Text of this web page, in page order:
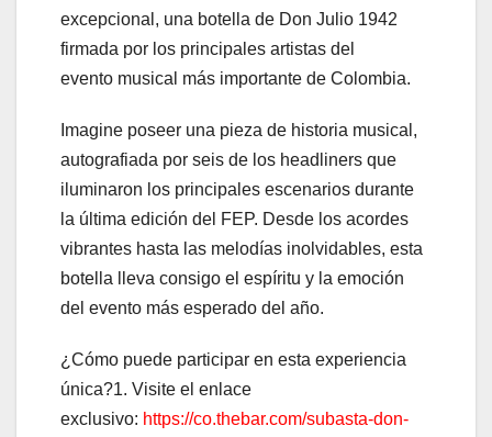
excepcional, una botella de Don Julio 1942
firmada por los principales artistas del
evento musical más importante de Colombia.
Imagine poseer una pieza de historia musical,
autografiada por seis de los headliners que
iluminaron los principales escenarios durante
la última edición del FEP. Desde los acordes
vibrantes hasta las melodías inolvidables, esta
botella lleva consigo el espíritu y la emoción
del evento más esperado del año.
¿Cómo puede participar en esta experiencia
única?1. Visite el enlace
exclusivo: https://co.thebar.com/subasta-don-